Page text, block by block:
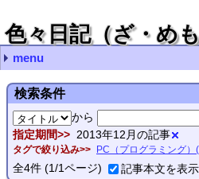
色々日記（ざ・めも
menu
最近の記事
NetGear A6210で5Gが繋がら
RubyのHttpClientはそろそろ
Ruby XMLRPCでdokuwikiの
SDHCカードは壊れる(特に
ディスクのワイプあれこれ
最近のコメント
VHSデジタル化(再) url
Thunderbirdの文字化け対処
ASUS Xonar U7の点滅死問題
Thunderbirdの文字化け対処
RubyでUTF-8ファイル名＆
月別の記事リスト
2025年 (1)
2025年03月 (1)
2024年 (2)
2024年04月 (1)
2024年02月 (1)
2023年 (3)
2023年11月 (1)
2023年10月 (2)
2022年 (4)
2022年08月 (1)
2022年06月 (1)
2022年05月 (1)
2022年02月 (1)
2021年 (4)
2021年12月 (1)
2021年09月 (1)
2021年07月 (2)
2020年 (5)
2020年12月 (2)
2020年11月 (1)
2020年05月 (1)
2020年03月 (1)
2019年 (6)
2019年11月 (1)
2019年10月 (1)
2019年08月 (1)
2019年02月 (2)
2019年01月 (1)
2018年 (3)
2018年12月 (1)
2018年11月 (2)
2017年 (2)
2017年09月 (1)
2017年07月 (1)
2016年 (1)
2016年01月 (1)
2015年 (5)
2015年07月 (3)
2015年06月 (1)
2015年04月 (1)
2014年 (12)
2014年11月 (1)
2014年10月 (1)
2014年08月 (3)
2014年06月 (2)
2014年05月 (1)
2014年04月 (1)
2014年02月 (1)
2014年01月 (2)
2013年 (17)
2013年12月 (4)
2013年11月 (4)
2013年10月 (4)
2013年07月 (2)
2013年06月 (1)
2013年05月 (1)
2013年02月 (1)
2012年 (5)
2012年07月 (2)
2012年06月 (2)
2012年01月 (1)
2011年 (26)
2011年12月 (8)
2011年11月 (5)
2011年07月 (2)
2011年06月 (1)
2011年05月 (2)
2011年04月 (2)
2011年02月 (5)
2011年01月 (1)
2010年 (4)
2010年12月 (1)
2010年11月 (1)
2010年10月 (1)
2010年07月 (1)
2009年 (4)
2009年08月 (1)
2009年07月 (2)
2009年03月 (1)
2008年 (27)
2008年11月 (2)
2008年10月 (1)
2008年09月 (3)
2008年08月 (9)
2008年07月 (4)
2008年06月 (1)
2008年04月 (1)
2008年02月 (4)
2008年01月 (2)
2007年 (48)
2007年12月 (1)
2007年11月 (12)
2007年10月 (8)
2007年08月 (3)
2007年07月 (9)
2007年06月 (3)
2007年05月 (8)
2007年03月 (2)
2007年02月 (1)
2007年01月 (1)
2006年 (27)
2006年12月 (4)
2006年08月 (1)
2006年07月 (1)
2006年06月 (1)
2006年05月 (9)
2006年04月 (3)
2006年03月 (3)
2006年02月 (5)
2005年 (98)
2005年10月 (14)
2005年09月 (9)
2005年08月 (3)
2005年07月 (6)
2005年06月 (5)
2005年05月 (10)
2005年04月 (16)
2005年03月 (20)
2005年02月 (10)
2005年01月 (5)
2004年 (167)
2004年12月 (14)
2004年11月 (10)
2004年10月 (6)
2004年09月 (10)
2004年08月 (28)
2004年07月 (3)
2004年06月 (11)
2004年05月 (6)
2004年04月 (18)
2004年03月 (23)
2004年02月 (27)
2004年01月 (11)
2003年 (68)
2003年12月 (5)
2003年11月 (9)
2003年10月 (3)
2003年09月 (3)
2003年08月 (4)
2003年07月 (4)
2003年06月 (10)
2003年05月 (12)
2003年04月 (7)
2003年03月 (3)
2003年02月 (7)
2003年01月 (1)
2002年 (32)
2002年11月 (2)
2002年09月 (1)
2002年08月 (2)
2002年07月 (8)
2002年06月 (1)
2002年05月 (1)
2002年03月 (4)
2002年02月 (11)
2002年01月 (2)
2001年 (28)
2001年12月 (7)
2001年10月 (4)
2001年08月 (2)
2001年07月 (5)
2001年06月 (3)
2001年05月 (7)
タグPC（全般） (313)
PC（Linux） (153)
PC（プログラミング） (83)
工作 (3)
家電 (13)
その他 (6)
動画制作 (4)
お絵かき (15)
情報工学 (7)
- (1)
(none) (1)
検索条件
から
指定期間 2013年12月の記事
タグで絞り込み PC（プログラミング）
全4件 (1/1ページ) 記事本文を表示